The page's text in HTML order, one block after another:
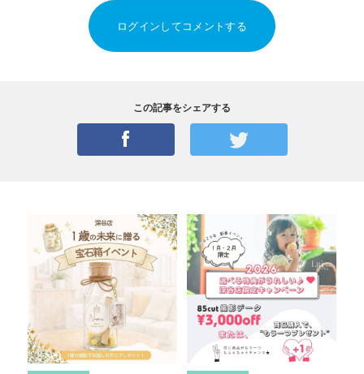
ログインしてコメントする
この記事をシェアする